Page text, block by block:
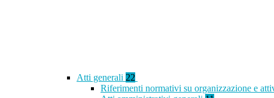
Atti generali 22
Riferimenti normativi su organizzazione e